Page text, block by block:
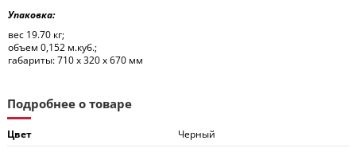
Упаковка:
вес 19.70 кг;
объем 0,152 м.куб.;
габариты: 710 x 320 x 670 мм
Подробнее о товаре
Цвет Черный